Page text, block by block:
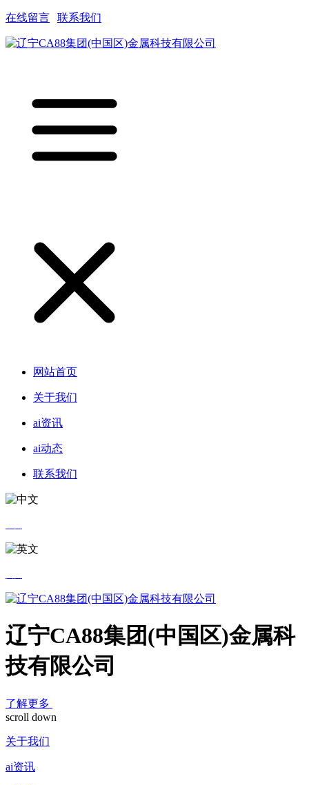
在线留言 联系我们
网站首页
关于我们
ai资讯
ai动态
联系我们
辽宁CA88集团(中国区)金属科
技有限公司
了解更多
scroll down
关于我们
ai资讯